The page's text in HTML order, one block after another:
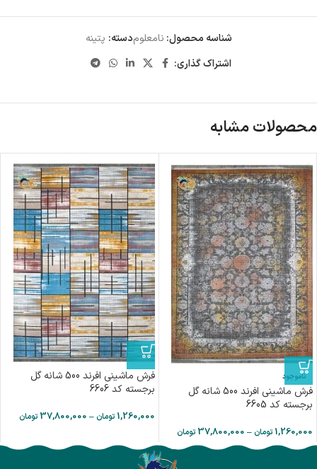
شناسه محصول: نامعلومدسته: پتینه
اشتراک گذاری:
محصولات مشابه
ناموجود
فرش ماشینی افرند 500 شانه گل
برجسته کد 6605
1,260,000 تومان–
37,800,000 تومان
فرش ماشینی افرند 500 شانه گل
برجسته کد 6606
1,260,000 تومان–
37,800,000 تومان